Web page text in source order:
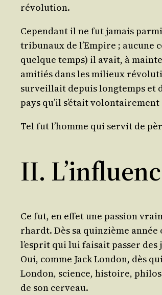
révolution.
Cepen­dant il ne fut jamais
tri­bu­naux de l’Empire ; aucune
quelque temps) il avait, à
ami­tiés dans les milieux
sur­veillait depuis long­temps et
pays qu’il s’était
Tel fut l’homme qui ser­vit de
II.
Ce fut, en effet une pas­sion
rhardt. Dès sa quin­zième
l’esprit qui lui fai­sait pas­ser
Oui, comme Jack Lon­don, dès
Lon­don, science, his­toire,
de son cerveau.